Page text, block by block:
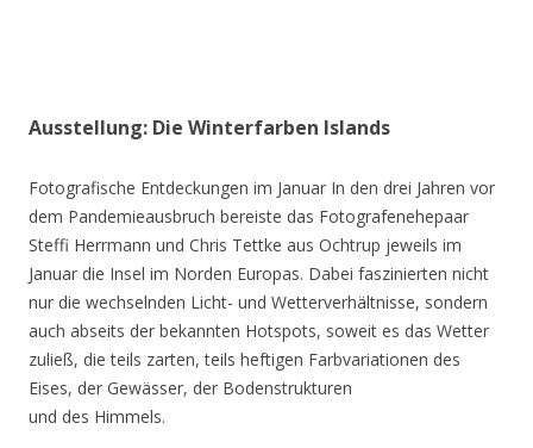
Ausstellung: Die Winterfarben Islands
Fotografische Entdeckungen im Januar In den drei Jahren vor
dem Pandemieausbruch bereiste das Fotografenehepaar
Steffi Herrmann und Chris Tettke aus Ochtrup jeweils im
Januar die Insel im Norden Europas. Dabei faszinierten nicht
nur die wechselnden Licht- und Wetterverhältnisse, sondern
auch abseits der bekannten Hotspots, soweit es das Wetter
zuließ, die teils zarten, teils heftigen Farbvariationen des
Eises, der Gewässer, der Bodenstrukturen
und des Himmels.